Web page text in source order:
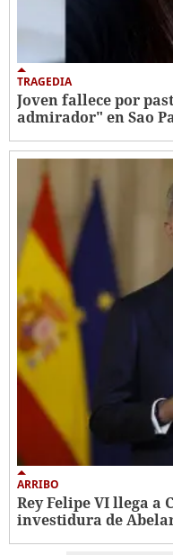
TRAGEDIA
Joven fallece por
admirador" en Sao
ARRIBO
Rey Felipe VI llega
investidura de